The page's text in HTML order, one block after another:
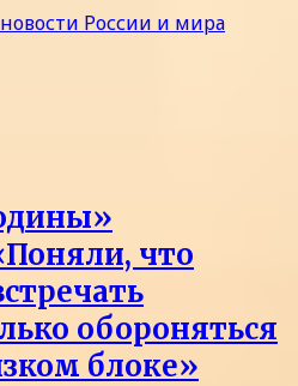
что
обороняться
блоке»